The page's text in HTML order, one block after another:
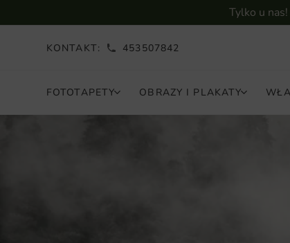
Tylko u
KONTAKT: 453507842
FOTOTAPETY OBRAZY I PLAKATY